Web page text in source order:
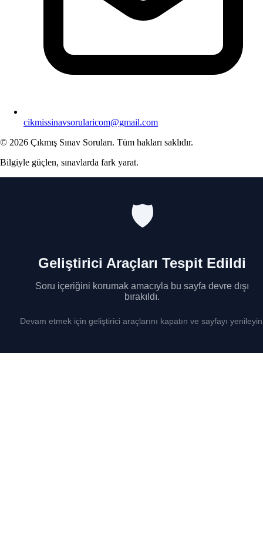
cikmissinavsorularicom@gmail.com
© 2026 Çıkmış Sınav Soruları. Tüm hakları saklıdır.
Bilgiyle güçlen, sınavlarda fark yarat.
🛡️
Geliştirici Araçları Tespit Edildi
Soru içeriğini korumak amacıyla bu sayfa devre dışı
bırakıldı.
Devam etmek için geliştirici araçlarını kapatın ve sayfayı